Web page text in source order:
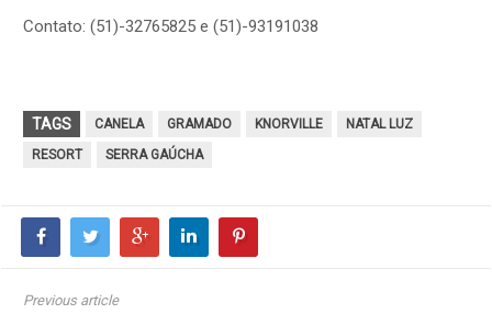
Contato: (51)-32765825 e (51)-93191038
TAGS CANELA GRAMADO KNORVILLE
NATAL LUZ
RESORT
SERRA GAÚCHA
Previous article